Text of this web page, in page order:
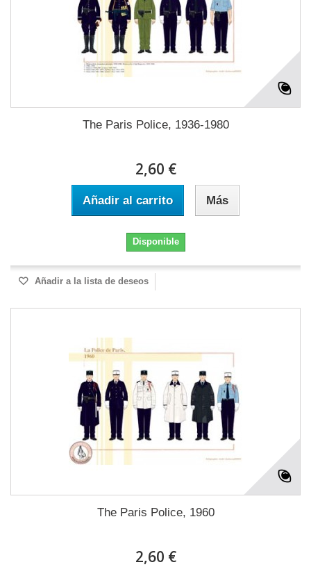
The Paris Police, 1936-1980
2,60 €
Añadir al carrito Más
Disponible
Añadir a la lista de deseos
The Paris Police, 1960
2,60 €